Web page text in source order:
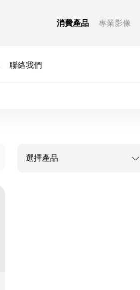
消費產品 專業影像
聯絡我們
選擇產品